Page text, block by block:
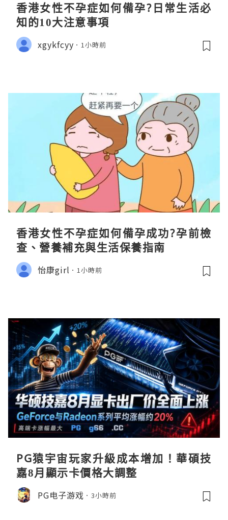
香港女性不孕症如何備孕?日常生活必
知的10大注意事項
xgykfcyy 1小時前
香港女性不孕症如何備孕成功?孕前檢
查、營養補充與生活保養指南
怡康girl 1小時前
PG猿宇宙玩家升級成本增加！華碩技
嘉8月顯示卡價格大調整
PG电子游戏 3小時前